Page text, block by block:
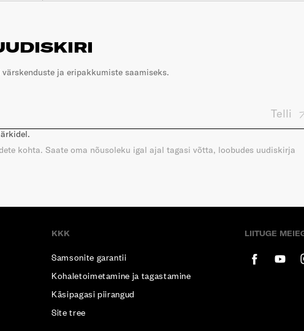
värskenduste ja eripakkumiste saamiseks.
Telli
kohta. Saate oma nõusoleku igal ajal tagasi võtta, loobudes uudiskirja
KKK
Samsonite garantii
Kohaletoimetamine ja tagastamine
Käsipagasi piirangud
Site tree
LIITUGE